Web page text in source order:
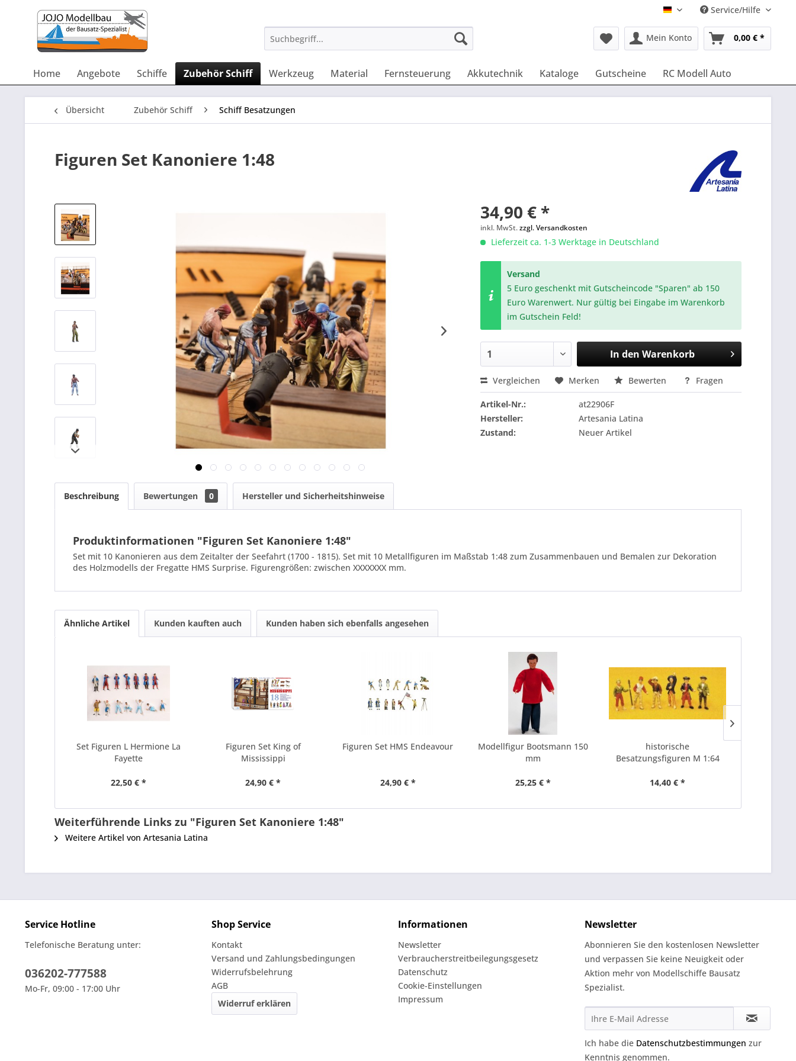
Deutsch Service/Hilfe
Mein Konto 0,00 € *
Home Angebote Schiffe Zubehör Schiff Werkzeug Material Fernsteuerung Akkutechnik Kataloge Gutscheine RC Modell Auto
Übersicht Zubehör Schiff Schiff Besatzungen
Figuren Set Kanoniere 1:48
34,90 € *
inkl. MwSt.zzgl. Versandkosten
Lieferzeit ca. 1-3 Werktage in Deutschland
Versand
5 Euro geschenkt mit Gutscheincode "Sparen" ab 150
Euro Warenwert. Nur gültig bei Eingabe im Warenkorb
im Gutschein Feld!
In den Warenkorb
Vergleichen Merken Bewerten Fragen
Artikel-Nr.:
at22906F
Hersteller:
Artesania Latina
Zustand:
Neuer Artikel
Beschreibung Bewertungen 0 Hersteller und Sicherheitshinweise
Produktinformationen "Figuren Set Kanoniere 1:48"
Set mit 10 Kanonieren aus dem Zeitalter der Seefahrt (1700 - 1815). Set mit 10 Metallfiguren im Maßstab 1:48 zum Zusammenbauen und Bemalen zur Dekoration
des Holzmodells der Fregatte HMS Surprise. Figurengrößen: zwischen XXXXXXX mm.
Ähnliche Artikel Kunden kauften auch Kunden haben sich ebenfalls angesehen
Set Figuren L Hermione La
Fayette
22,50 € *
Figuren Set King of
Mississippi
24,90 € *
Figuren Set HMS Endeavour
24,90 € *
Modellfigur Bootsmann 150
mm
25,25 € *
historische
Besatzungsfiguren M 1:64
14,40 € *
Weiterführende Links zu "Figuren Set Kanoniere 1:48"
Weitere Artikel von Artesania Latina
Service Hotline
Telefonische Beratung unter:
036202-777588
Mo-Fr, 09:00 - 17:00 Uhr
Shop Service
Kontakt
Versand und Zahlungsbedingungen
Widerrufsbelehrung
AGB
Widerruf erklären
Informationen
Newsletter
Verbraucherstreitbeilegungsgesetz
Datenschutz
Cookie-Einstellungen
Impressum
Newsletter
Abonnieren Sie den kostenlosen Newsletter
und verpassen Sie keine Neuigkeit oder
Aktion mehr von Modellschiffe Bausatz
Spezialist.
Ich habe die Datenschutzbestimmungen zur
Kenntnis genommen.